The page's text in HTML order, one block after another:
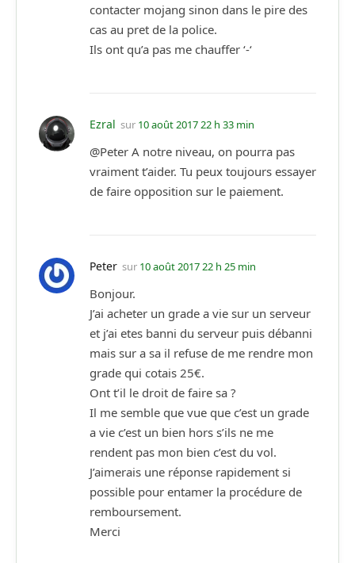
contacter mojang sinon dans le pire des
cas au pret de la police.
Ils ont qu’a pas me chauffer ‘-‘
Ezral sur 10 août 2017 22 h 33 min
@Peter A notre niveau, on pourra pas
vraiment t’aider. Tu peux toujours essayer
de faire opposition sur le paiement.
Peter sur 10 août 2017 22 h 25 min
Bonjour.
J’ai acheter un grade a vie sur un serveur
et j’ai etes banni du serveur puis débanni
mais sur a sa il refuse de me rendre mon
grade qui cotais 25€.
Ont t’il le droit de faire sa ?
Il me semble que vue que c’est un grade
a vie c’est un bien hors s’ils ne me
rendent pas mon bien c’est du vol.
J’aimerais une réponse rapidement si
possible pour entamer la procédure de
remboursement.
Merci